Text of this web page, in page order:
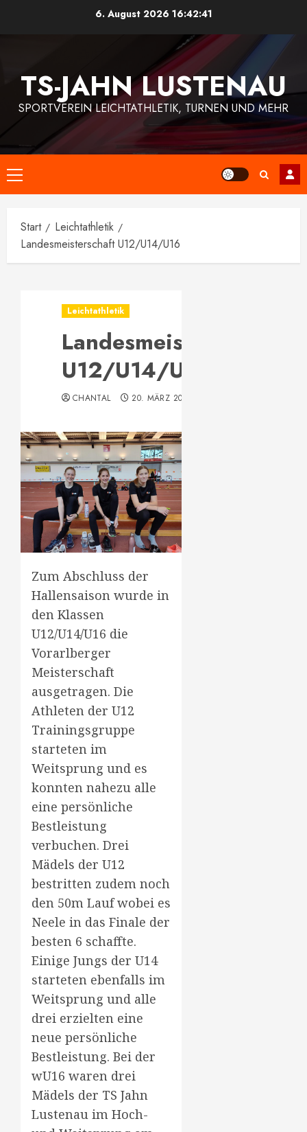
6. August 2026 16:42:42
TS-JAHN LUSTENAU
SPORTVEREIN LEICHTATHLETIK, TURNEN UND MEHR
Primäres
Menü
Start
Leichtathletik
Landesmeisterschaft U12/U14/U16
Leichtathletik
Landesmeisterschaft
U12/U14/U16
CHANTAL 20. MÄRZ 2022
Zum Abschluss der
Hallensaison wurde in
den Klassen
U12/U14/U16 die
Vorarlberger
Meisterschaft
ausgetragen. Die
Athleten der U12
Trainingsgruppe
starteten im
Weitsprung und es
konnten nahezu alle
eine persönliche
Bestleistung
verbuchen. Drei
Mädels der U12
bestritten zudem noch
den 50m Lauf wobei es
Neele in das Finale der
besten 6 schaffte.
Einige Jungs der U14
starteten ebenfalls im
Weitsprung und alle
drei erzielten eine
neue persönliche
Bestleistung. Bei der
wU16 waren drei
Mädels der TS Jahn
Lustenau im Hoch-